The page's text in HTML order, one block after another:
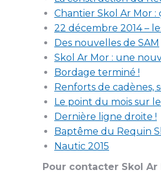
Chantier Skol Ar Mor
22 décembre 2014 –
Des nouvelles de SAM
Skol Ar Mor : une
Bordage terminé !
Renforts de cadènes,
Le point du mois sur
Dernière ligne droite !
Baptême du Requin
Nautic 2015
Pour contacter Skol Ar